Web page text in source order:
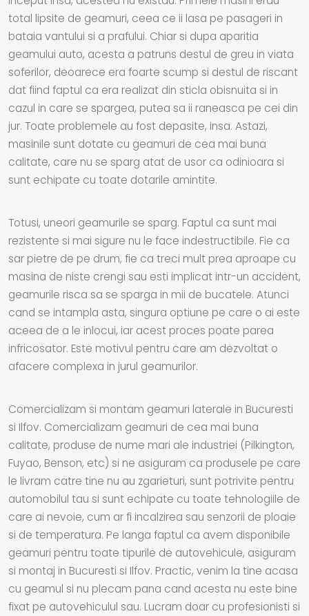
total lipsite de geamuri, ceea ce ii lasa pe pasageri in
bataia vantului si a prafului. Chiar si dupa aparitia
geamului auto, acesta a patruns destul de greu in viata
soferilor, deoarece era foarte scump si destul de riscant
dat fiind faptul ca era realizat din sticla obisnuita si in
cazul in care se spargea, putea sa ii raneasca pe cei din
jur. Toate problemele au fost depasite, insa. Astazi,
masinile sunt dotate cu geamuri de cea mai buna
calitate, care nu se sparg atat de usor ca odinioara si
sunt echipate cu toate dotarile amintite.
Totusi, uneori geamurile se sparg. Faptul ca sunt mai
rezistente si mai sigure nu le face indestructibile. Fie ca
sar pietre de pe drum, fie ca treci mult prea aproape cu
masina de niste crengi sau esti implicat intr-un accident,
geamurile risca sa se sparga in mii de bucatele. Atunci
cand se intampla asta, singura optiune pe care o ai este
aceea de a le inlocui, iar acest proces poate parea
infricosator. Este motivul pentru care am dezvoltat o
afacere complexa in jurul geamurilor.
Comercializam si montam geamuri laterale in Bucuresti
si Ilfov. Comercializam geamuri de cea mai buna
calitate, produse de nume mari ale industriei (Pilkington,
Fuyao, Benson, etc) si ne asiguram ca produsele pe care
le livram catre tine nu au zgarieturi, sunt potrivite pentru
automobilul tau si sunt echipate cu toate tehnologiile de
care ai nevoie, cum ar fi incalzirea sau senzorii de ploaie
si de temperatura. Pe langa faptul ca avem disponibile
geamuri pentru toate tipurile de autovehicule, asiguram
si montaj in Bucuresti si Ilfov. Practic, venim la tine acasa
cu geamul si nu plecam pana cand acesta nu este bine
fixat pe autovehiculul sau. Lucram doar cu profesionisti si